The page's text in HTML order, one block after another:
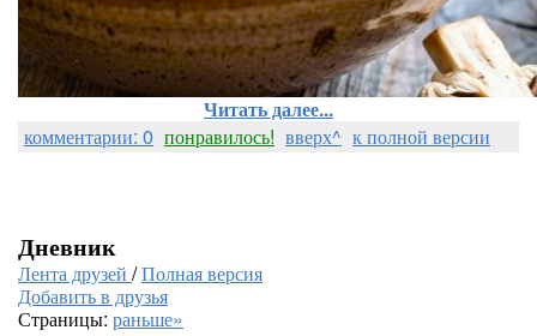
Читать далее...
комментарии: 0 понравилось! вверх^ к полной версии
Дневник
Лента друзей /Полная версия
Добавить в друзья
Страницы: раньше»